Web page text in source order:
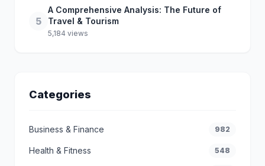
5
A Comprehensive Analysis: The Future of
Travel & Tourism
5,184 views
Categories
Business & Finance 982
Health & Fitness 548